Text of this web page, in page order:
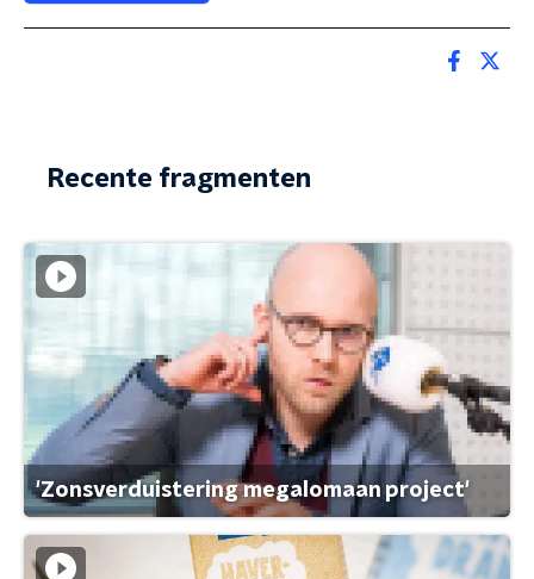
Recente fragmenten
'Zonsverduistering megalomaan project'